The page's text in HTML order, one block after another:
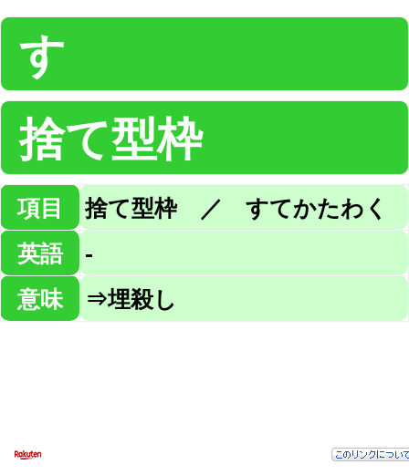
す
捨て型枠
項目
捨て型枠 ／ すてかたわく
英語
-
意味
⇒埋殺し